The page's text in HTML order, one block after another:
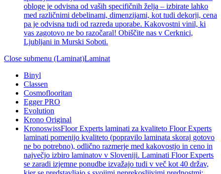
obloge je odvisna od vaših specifičnih želja – izbirate lahko
med različnimi debelinami, dimenzijami, kot tudi dekorji, cena
pa je odvisna tudi od razreda uporabe. Kakovostni vinil, ki
vas zagotovo ne bo razočaral! Obiščite nas v Cerknici,
Ljubljani in Murski Soboti.
Close submenu (Laminat)Laminat
Binyl
Classen
Cosmoflooritan
Egger PRO
Evolution
Krono Original
KronoswissFloor Experts laminati za kvaliteto Floor Experts
laminati pomenijo kvaliteto (popravilo laminata skoraj gotovo
ne bo potrebno), odlično razmerje med kakovostjo in ceno in
največjo izbiro laminatov v Sloveniji. Laminati Floor Experts
se zaradi izjemne ponudbe izvažajo tudi v več kot 40 držav,